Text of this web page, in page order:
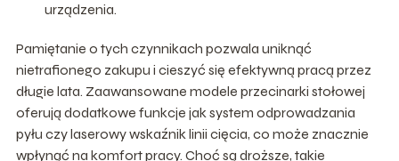
urządzenia.
Pamiętanie o tych czynnikach pozwala uniknąć
nietrafionego zakupu i cieszyć się efektywną pracą przez
długie lata. Zaawansowane modele przecinarki stołowej
oferują dodatkowe funkcje jak system odprowadzania
pyłu czy laserowy wskaźnik linii cięcia, co może znacznie
wpłynąć na komfort pracy. Choć są droższe, takie